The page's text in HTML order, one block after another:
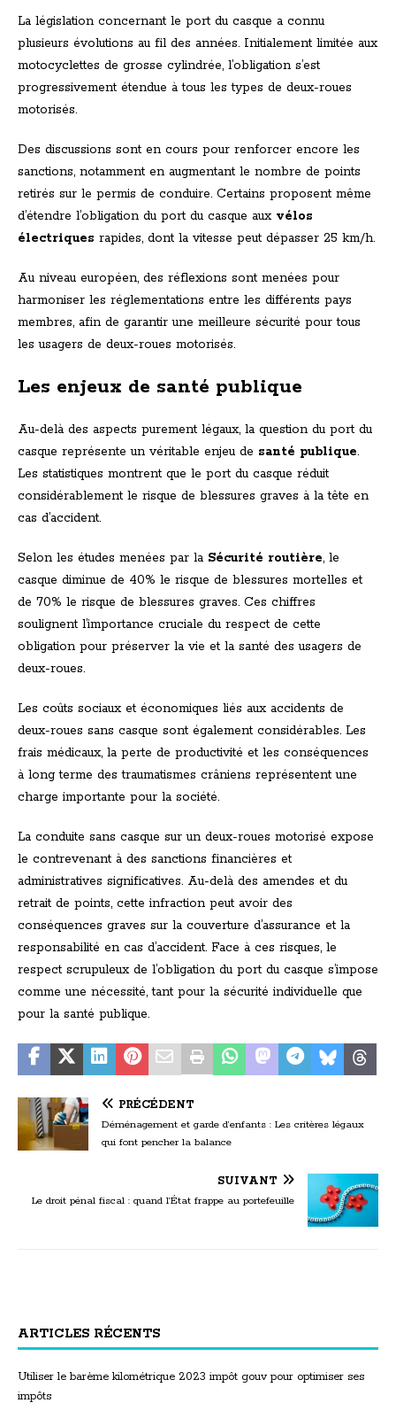
La législation concernant le port du casque a connu
plusieurs évolutions au fil des années. Initialement limitée aux
motocyclettes de grosse cylindrée, l’obligation s’est
progressivement étendue à tous les types de deux-roues
motorisés.
Des discussions sont en cours pour renforcer encore les
sanctions, notamment en augmentant le nombre de points
retirés sur le permis de conduire. Certains proposent même
d’étendre l’obligation du port du casque aux vélos
électriques rapides, dont la vitesse peut dépasser 25 km/h.
Au niveau européen, des réflexions sont menées pour
harmoniser les réglementations entre les différents pays
membres, afin de garantir une meilleure sécurité pour tous
les usagers de deux-roues motorisés.
Les enjeux de santé publique
Au-delà des aspects purement légaux, la question du port du
casque représente un véritable enjeu de santé publique.
Les statistiques montrent que le port du casque réduit
considérablement le risque de blessures graves à la tête en
cas d’accident.
Selon les études menées par la Sécurité routière, le
casque diminue de 40% le risque de blessures mortelles et
de 70% le risque de blessures graves. Ces chiffres
soulignent l’importance cruciale du respect de cette
obligation pour préserver la vie et la santé des usagers de
deux-roues.
Les coûts sociaux et économiques liés aux accidents de
deux-roues sans casque sont également considérables. Les
frais médicaux, la perte de productivité et les conséquences
à long terme des traumatismes crâniens représentent une
charge importante pour la société.
La conduite sans casque sur un deux-roues motorisé expose
le contrevenant à des sanctions financières et
administratives significatives. Au-delà des amendes et du
retrait de points, cette infraction peut avoir des
conséquences graves sur la couverture d’assurance et la
responsabilité en cas d’accident. Face à ces risques, le
respect scrupuleux de l’obligation du port du casque s’impose
comme une nécessité, tant pour la sécurité individuelle que
pour la santé publique.
PRÉCÉDENT
Déménagement et garde d’enfants : Les critères légaux
qui font pencher la balance
SUIVANT
Le droit pénal fiscal : quand l’État frappe au portefeuille
ARTICLES RÉCENTS
Utiliser le barème kilométrique 2023 impôt gouv pour optimiser ses
impôts